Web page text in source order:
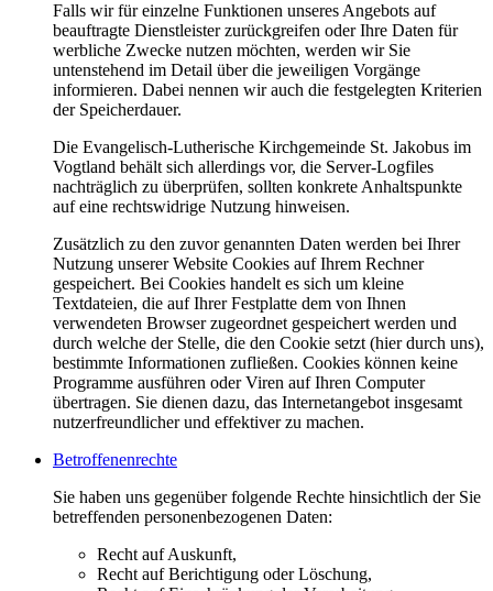
Falls wir für einzelne Funktionen unseres Angebots auf
beauftragte Dienstleister zurückgreifen oder Ihre Daten für
werbliche Zwecke nutzen möchten, werden wir Sie
untenstehend im Detail über die jeweiligen Vorgänge
informieren. Dabei nennen wir auch die festgelegten Kriterien
der Speicherdauer.
Die Evangelisch-Lutherische Kirchgemeinde St. Jakobus im
Vogtland behält sich allerdings vor, die Server-Logfiles
nachträglich zu überprüfen, sollten konkrete Anhaltspunkte
auf eine rechtswidrige Nutzung hinweisen.
Zusätzlich zu den zuvor genannten Daten werden bei Ihrer
Nutzung unserer Website Cookies auf Ihrem Rechner
gespeichert. Bei Cookies handelt es sich um kleine
Textdateien, die auf Ihrer Festplatte dem von Ihnen
verwendeten Browser zugeordnet gespeichert werden und
durch welche der Stelle, die den Cookie setzt (hier durch uns),
bestimmte Informationen zufließen. Cookies können keine
Programme ausführen oder Viren auf Ihren Computer
übertragen. Sie dienen dazu, das Internetangebot insgesamt
nutzerfreundlicher und effektiver zu machen.
Betroffenenrechte
Sie haben uns gegenüber folgende Rechte hinsichtlich der Sie
betreffenden personenbezogenen Daten:
Recht auf Auskunft,
Recht auf Berichtigung oder Löschung,